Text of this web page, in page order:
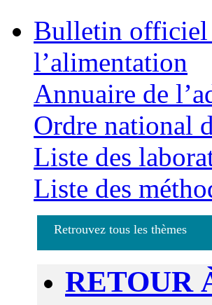
Bulletin officiel
l’alimentation
Annuaire de
Ordre national
Liste des
Liste des
Retrouvez tous les thèmes
RETOUR